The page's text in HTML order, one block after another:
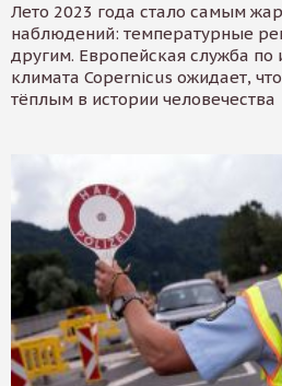
Лето 2023 года стало самым
наблюдений: температурные
другим. Европейская служба
климата Copernicus ожидает,
тёплым в истории человечества